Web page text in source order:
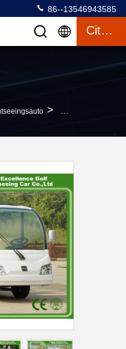
86--13546943585
Citaat
> Van De Het